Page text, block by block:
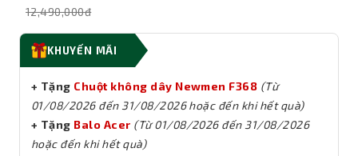
12,490,000đ
KHUYẾN MÃI
+ Tặng Chuột không dây Newmen F368 (Từ
01/08/2026 đến 31/08/2026hoặc đến khi hết quà)
+ Tặng Balo Acer (Từ01/08/2026 đến 31/08/2026
hoặc đến khi hết quà)